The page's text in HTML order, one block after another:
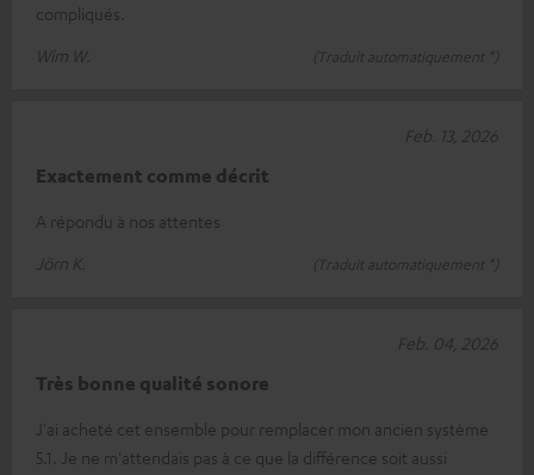
compliqués.
Wim W.
(Traduit automatiquement *)
Exactement comme décrit
A répondu à nos attentes
Jörn K.
(Traduit automatiquement *)
Feb. 13, 2026
Très bonne qualité sonore
J'ai acheté cet ensemble pour remplacer mon ancien système
5.1. Je ne m'attendais pas à ce que la différence soit aussi
Feb. 04, 2026